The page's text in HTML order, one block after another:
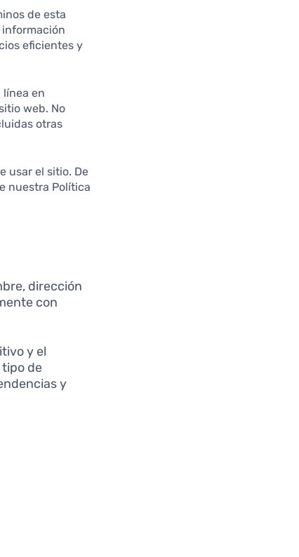
de esta
información
eficientes y
línea en
web. No
otras
usar el sitio. De
nuestra Política
dirección
con
y el
de
y